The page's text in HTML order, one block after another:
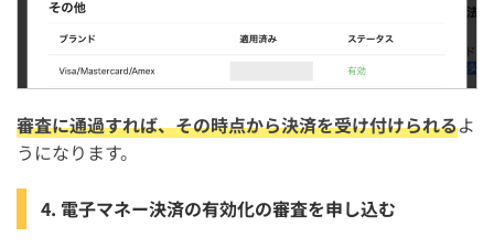
審査に通過すれば、その時点から決済を受け付けられるよ
うになります。
4. 電子マネー決済の有効化の審査を申し込む